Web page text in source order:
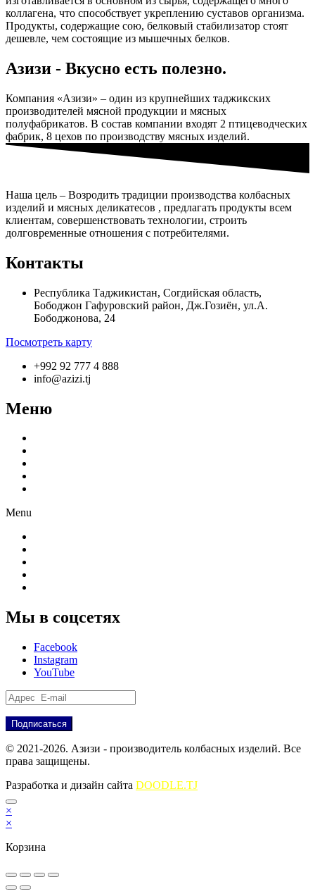
коллагена, что способствует укреплению суставов организма.
Продукты, содержащие сою, белковый стабилизатор стоят
дешевле, чем состоящие из мышечных белков.
Азизи - Вкусно есть полезно.
Компания «Азизи» – один из крупнейших таджикских
производителей мясной продукции и мясных
полуфабрикатов. В состав компании входят 2 птицеводческих
фабрик, 8 цехов по производству мясных изделий.
Наша цель – Возродить традиции производства колбасных
изделий и мясных деликатесов , предлагать продукты всем
клиентам, совершенствовать технологии, строить
долговременные отношения с потребителями.
Контакты
Республика Таджикистан, Согдийская область,
Бободжон Гафуровский район, Дж.Гозиён, ул.А.
Бободжонова, 24
Посмотреть карту
+992 92 777 4 888
info@azizi.tj
Меню
Menu
Мы в соцсетях
Facebook
Instagram
YouTube
© 2021-2026. Азизи - производитель колбасных изделий. Все
права защищены.
Разработка и дизайн сайта DOODLE.TJ
×
×
Корзина